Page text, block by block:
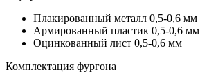
Плакированный металл 0,5-0,6 мм
Армированный пластик 0,5-0,6 мм
Оцинкованный лист 0,5-0,6 мм
Комплектация фургона